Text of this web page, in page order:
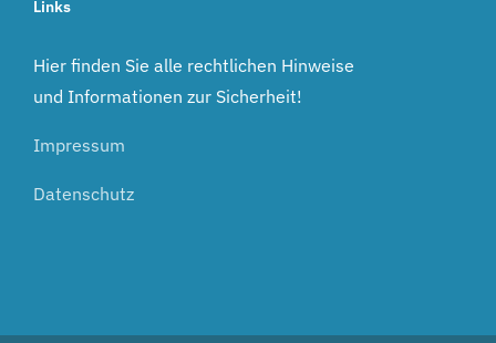
Links
Hier finden Sie alle rechtlichen Hinweise
und Informationen zur Sicherheit!
Impressum
Datenschutz